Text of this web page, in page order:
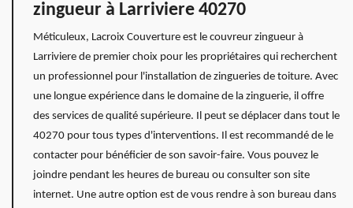
zingueur à Larriviere 40270
Méticuleux, Lacroix Couverture est le couvreur zingueur à
Larriviere de premier choix pour les propriétaires qui recherchent
un professionnel pour l'installation de zingueries de toiture. Avec
une longue expérience dans le domaine de la zinguerie, il offre
des services de qualité supérieure. Il peut se déplacer dans tout le
40270 pour tous types d'interventions. Il est recommandé de le
contacter pour bénéficier de son savoir-faire. Vous pouvez le
joindre pendant les heures de bureau ou consulter son site
internet. Une autre option est de vous rendre à son bureau dans